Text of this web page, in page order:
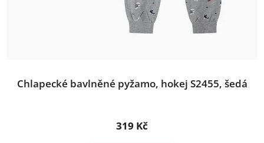
Chlapecké bavlněné pyžamo, hokej S2455, šedá
319 Kč